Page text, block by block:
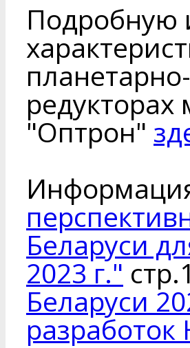
Подробную
редукторах
"Оптрон"
Беларуси
2023 г."
Беларуси